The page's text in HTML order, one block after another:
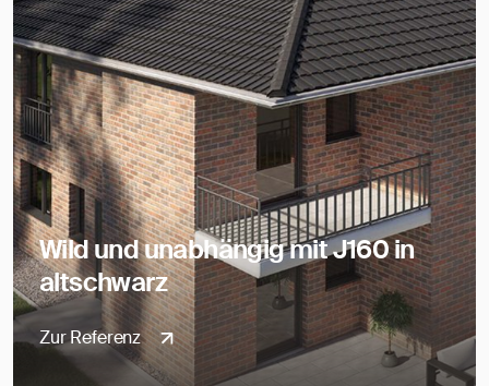
Wild und unabhängig mit J160 in
altschwarz
Zur Referenz